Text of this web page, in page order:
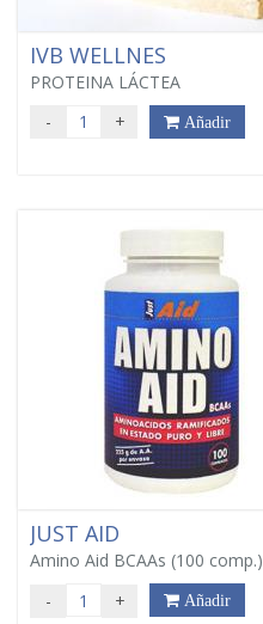
IVB WELLNES
PROTEINA LÁCTEA
- + Añadir
JUST AID
Amino Aid BCAAs (100 comp.)
- + Añadir